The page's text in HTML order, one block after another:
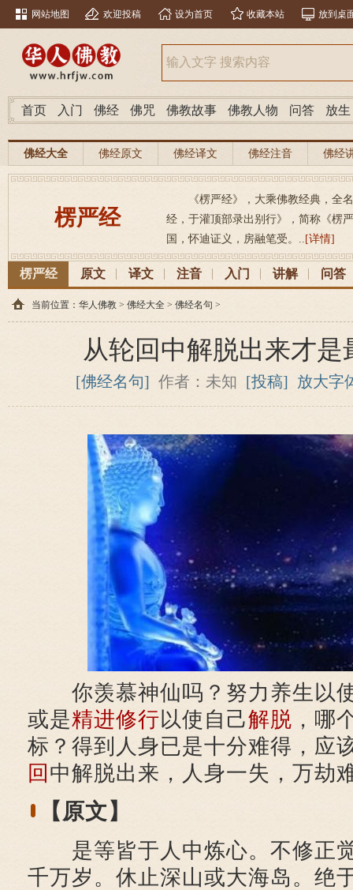
网站地图 欢迎投稿 设为首页 收藏本站 放到桌
首页 入门 佛经 佛咒 佛教故事 佛教人物 问答 放生
佛经大全 佛经原文 佛经译文 佛经注音 佛经
楞严经
《楞严经》，大乘佛教经典，全
经，于灌顶部录出别行》，简称《楞
国，怀迪证义，房融笔受。.. [详情]
楞严经 原文 译文 注音 入门 讲解 问答
当前位置： 华人佛教 > 佛经大全 > 佛经名句 >
从轮回中解脱出来才是
[佛经名句] 作者：未知 [投稿] 放大字
你羡慕神仙吗？努力养生以
或是精进修行以使自己解脱 ，哪
标？得到人身已是十分难得，应
回 中解脱出来，人身一失，万劫
【原文】
是等皆于人中炼心。不修正
千万岁。休止深山或大海岛。绝